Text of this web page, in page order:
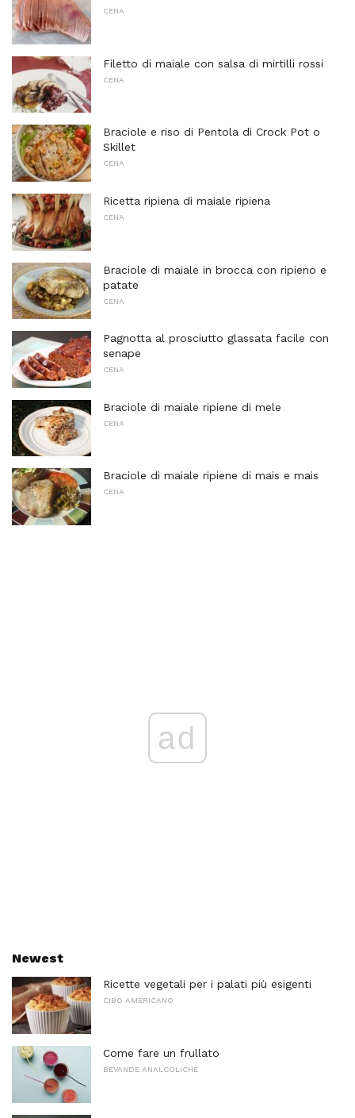
CENA
Filetto di maiale con salsa di mirtilli rossi
CENA
Braciole e riso di Pentola di Crock Pot o
Skillet
CENA
Ricetta ripiena di maiale ripiena
CENA
Braciole di maiale in brocca con ripieno e
patate
CENA
Pagnotta al prosciutto glassata facile con
senape
CENA
Braciole di maiale ripiene di mele
CENA
Braciole di maiale ripiene di mais e mais
CENA
ad
Newest
Ricette vegetali per i palati più esigenti
CIBO AMERICANO
Come fare un frullato
BEVANDE ANALCOLICHE